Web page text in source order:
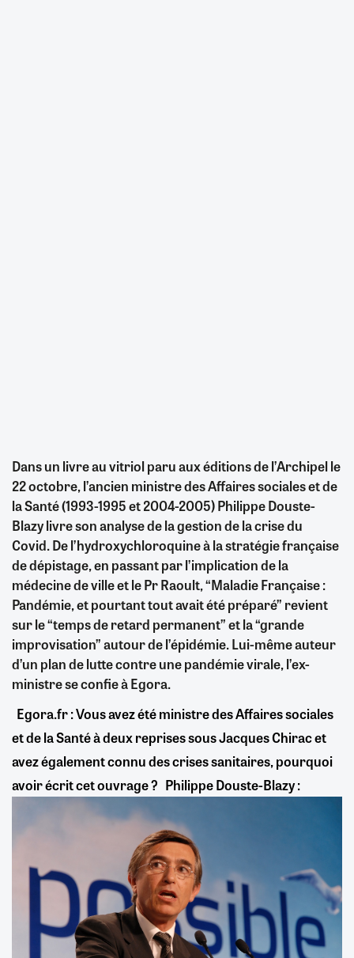
Dans un livre au vitriol paru aux éditions de l’Archipel le
22 octobre, l’ancien ministre des Affaires sociales et de
la Santé (1993-1995 et 2004-2005) Philippe Douste-
Blazy livre son analyse de la gestion de la crise du
Covid. De l’hydroxychloroquine à la stratégie française
de dépistage, en passant par l’implication de la
médecine de ville et le Pr Raoult, “Maladie Française :
Pandémie, et pourtant tout avait été préparé” revient
sur le “temps de retard permanent” et la “grande
improvisation” autour de l’épidémie. Lui-même auteur
d’un plan de lutte contre une pandémie virale, l’ex-
ministre se confie à Egora.
Egora.fr : Vous avez été ministre des Affaires sociales
et de la Santé à deux reprises sous Jacques Chirac et
avez également connu des crises sanitaires, pourquoi
avoir écrit cet ouvrage ? Philippe Douste-Blazy :